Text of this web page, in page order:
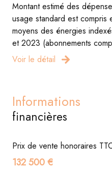
Montant estimé des
usage standard est
moyens des énergies
et 2023 (abonnements
Voir le détail
Informations
financières
Prix de vente honoraires
132 500 €